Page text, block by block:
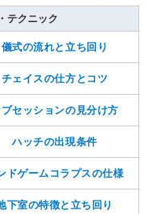
テクニック
儀式の流れと立ち回り
チェイスの仕方とコツ
セッションの見分け方
ハッチの出現条件
ドゲームコラプスの仕様
下室の特徴と立ち回り